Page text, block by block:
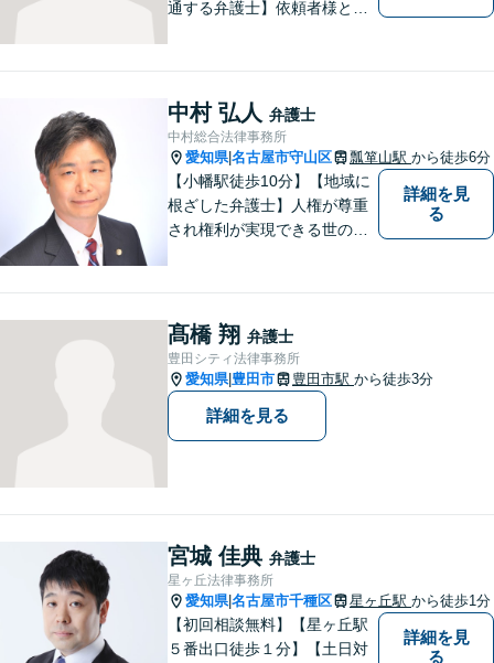
通する弁護士】依頼者様との
分かりやすい説明を心がけま
す。お気軽にご相談くださ
い！
中村 弘人 弁護士
中村総合法律事務所
愛知県|名古屋市守山区 瓢箪山駅 から徒歩6分
【小幡駅徒歩10分】【地域に
根ざした弁護士】人権が尊重
され権利が実現できる世の中
故など、幅広く対応可能。
【夜間／休日対応可能】お悩
みの方はどうぞお気軽にご相
談ください。
詳細を見
る
髙橋 翔 弁護士
豊田シティ法律事務所
愛知県| 豊田市 豊田市駅 から徒歩3分
詳細を見る
宮城 佳典 弁護士
星ヶ丘法律事務所
愛知県|名古屋市千種区 星ヶ丘駅 から徒歩1分
【初回相談無料】【星ヶ丘駅
５番出口徒歩１分】【土日対
詳細を見
る